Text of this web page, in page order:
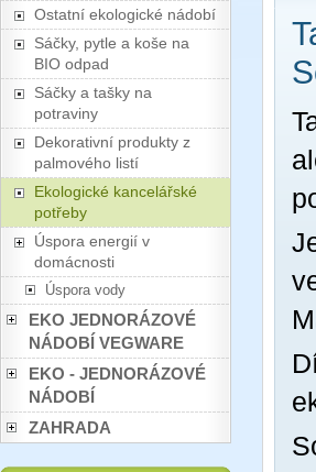
Ostatní ekologické nádobí
Sáčky, pytle a koše na
BIO odpad
Sáčky a tašky na
potraviny
Dekorativní produkty z
palmového listí
Ekologické kancelářské
potřeby
Úspora energií v
domácnosti
Úspora vody
EKO JEDNORÁZOVÉ
NÁDOBÍ VEGWARE
EKO - JEDNORÁZOVÉ
NÁDOBÍ
ZAHRADA